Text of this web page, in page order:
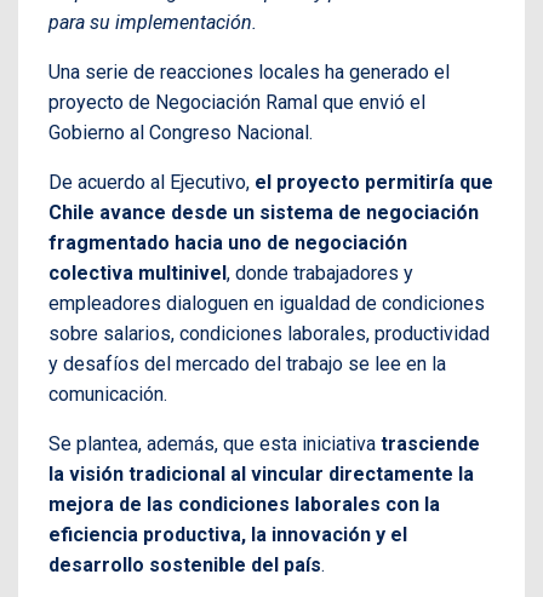
para su implementación.
Una serie de reacciones locales ha generado el
proyecto de Negociación Ramal que envió el
Gobierno al Congreso Nacional.
De acuerdo al Ejecutivo, el proyecto permitiría que
Chile avance desde un sistema de negociación
fragmentado hacia uno de negociación
colectiva multinivel, donde trabajadores y
empleadores dialoguen en igualdad de condiciones
sobre salarios, condiciones laborales, productividad
y desafíos del mercado del trabajo se lee en la
comunicación.
Se plantea, además, que esta iniciativa trasciende
la visión tradicional al vincular directamente la
mejora de las condiciones laborales con la
eficiencia productiva, la innovación y el
desarrollo sostenible del país.